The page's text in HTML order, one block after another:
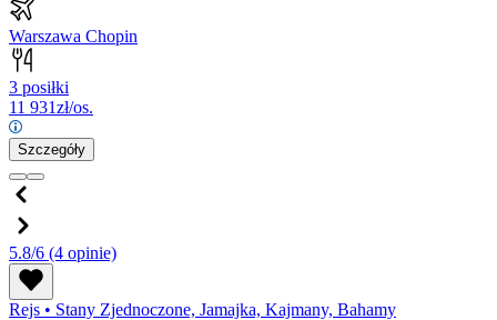
Warszawa Chopin
3 posiłki
11 931zł/os.
Szczegóły
5.8/6 (4 opinie)
Rejs • Stany Zjednoczone, Jamajka, Kajmany, Bahamy